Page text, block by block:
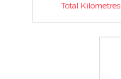
Total Kilometres